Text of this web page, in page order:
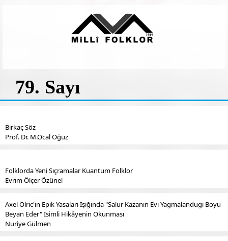
79. Sayı
Birkaç Söz
Prof. Dr. M.Öcal Oğuz
Folklorda Yeni Sıçramalar Kuantum Folklor
Evrim Ölçer Özünel
Axel Olric'in Epik Yasaları Işığında "Salur Kazanın Evi Yagmalandugi Boyu
Beyan Eder" İsimli Hikâyenin Okunması
Nuriye Gülmen